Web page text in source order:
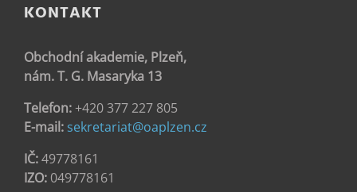
KONTAKT
Obchodní akademie, Plzeň,
nám. T. G. Masaryka 13
Telefon: +420 377 227 805
E-mail: sekretariat@oaplzen.cz
IČ:49778161
IZO: 049778161